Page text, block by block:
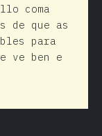
coma
de que as
para
ve ben e